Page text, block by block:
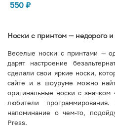
550 ₽
Носки с принтом — недорого
Веселые носки с принтами —
дарят настроение
сделали свои яркие носки,
сайте и в шоуруме можно
оригинальные носки с значком
любители
напоминание о чем-то,
Press.